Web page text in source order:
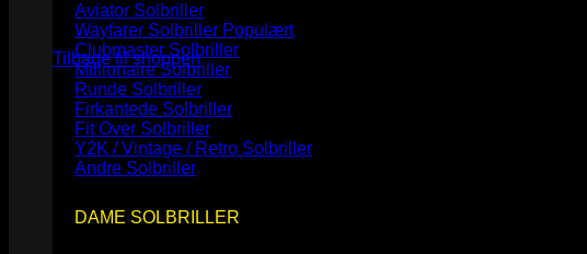
Ingen varer i kurven.
Tilbage til shoppen
Aviator Solbriller
Wayfarer Solbriller
Clubmaster Solbriller
Millionaire Solbriller
Runde Solbriller
Firkantede Solbriller
Fit Over Solbriller
Y2K / Vintage / Retro Solbriller
Andre Solbriller
DAME SOLBRILLER